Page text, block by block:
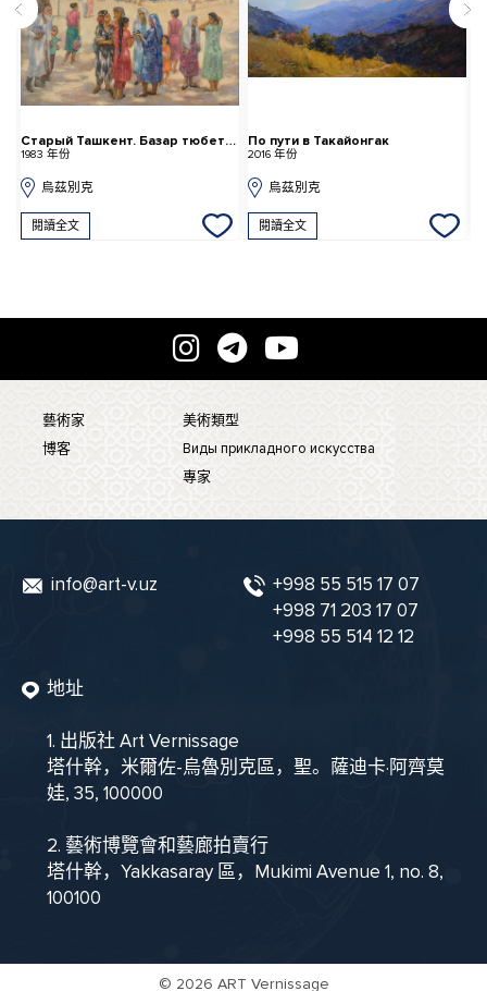
Старый Ташкент. Базар тюбетеек
1983 年份
烏茲別克
閱讀全文
По пути в Такайонгак
2016 年份
烏茲別克
閱讀全文
藝術家
博客
美術類型
Виды прикладного искусства
專家
info@art-v.uz
+998 55 515 17 07
+998 71 203 17 07
+998 55 514 12 12
地址
1. 出版社 Art Vernissage
塔什幹，米爾佐-烏魯別克區，聖。薩迪卡·阿齊莫
娃, 35, 100000
2. 藝術博覽會和藝廊拍賣行
塔什幹，Yakkasaray 區，Mukimi Avenue 1, no. 8,
100100
© 2026 ART Vernissage